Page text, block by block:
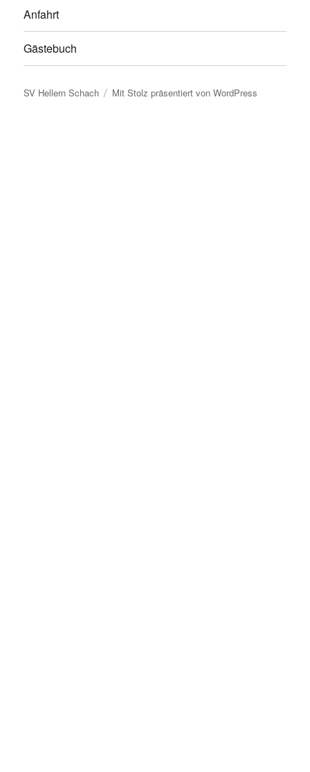
Anfahrt
Gästebuch
SV Hellern Schach Mit Stolz präsentiert von WordPress